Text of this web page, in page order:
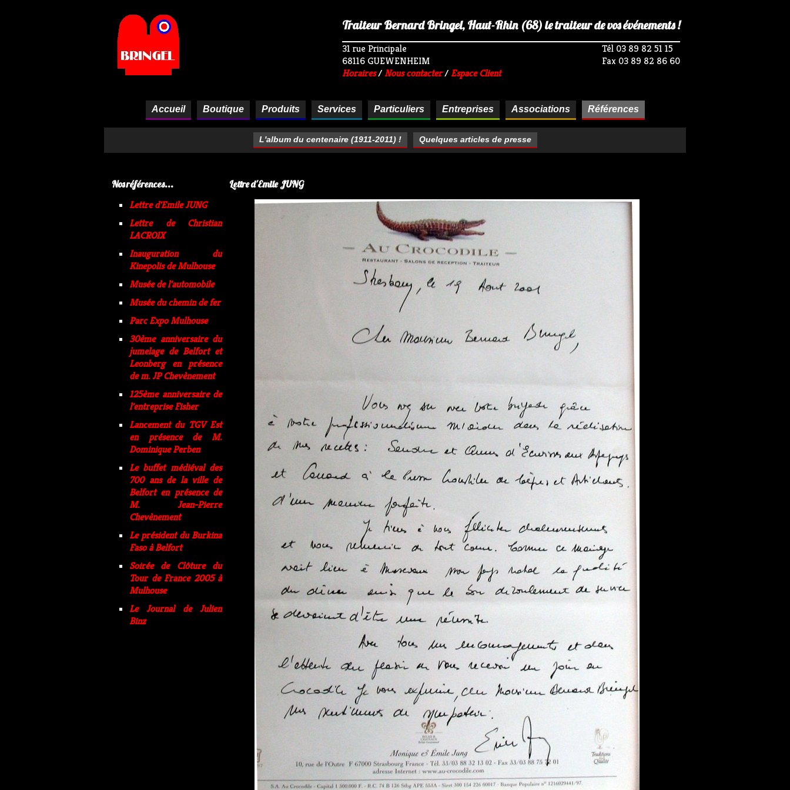
Traiteur Bernard Bringel, Haut-Rhin (68) le traiteur de vos événements !
Tél 03 89 82 51 15
Fax 03 89 82 86 60
31 rue Principale
68116 GUEWENHEIM
Horaires/ Nous contacter/ Espace Client
Accueil Boutique Produits Services Particuliers Entreprises Associations Références
L'album du centenaire (1911-2011) ! Quelques articles de presse
Nos références...
Lettre d'Emile JUNG
Lettre de Christian
LACROIX
Inauguration du
Kinepolis de Mulhouse
Musée de l'automobile
Musée du chemin de fer
Parc Expo Mulhouse
30ème anniversaire du
jumelage de Belfort et
Leonberg en présence
de m. JP Chevènement
125ème anniversaire de
l'entreprise Fisher
Lancement du TGV Est
en présence de M.
Dominique Perben
Le buffet médiéval des
700 ans de la ville de
Belfort en présence de
M. Jean-Pierre
Chevènement
Le président du Burkina
Faso à Belfort
Soirée de Clôture du
Tour de France 2005 à
Mulhouse
Le Journal de Julien
Binz
Lettre d'Emile JUNG